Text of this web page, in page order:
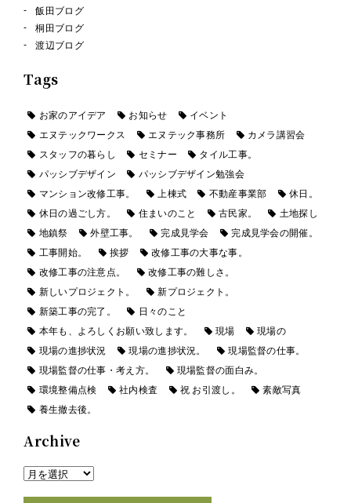
飯田ブログ
桐田ブログ
渡辺ブログ
Tags
お家のアイデア お知らせ
イベント
エヌテックワークス
エヌテック事務所
カメラ講習会
スタッフの暮らし
セミナー
タイル工事。
パッシブデザイン
パッシブデザイン勉強会
マンション改修工事。
上棟式 不動産事業部
休日。
休日の過ごし方。
住まいのこと 古民家。
土地探し
地鎮祭
外壁工事。 完成見学会
完成見学会の開催。
工事開始。
挨拶
改修工事の大事な事。
改修工事の注意点。
改修工事の難しさ。
新しいプロジェクト。
新プロジェクト。
新築工事の完了。
日々のこと
本年も、よろしくお願い致します。
現場
現場の
現場の進捗状況
現場の進捗状況。
現場監督の仕事。
現場監督の仕事・考え方。
現場監督の面白み。
環境整備点検
社内検査 祝 お引渡し。
素敵写真
養生撤去後。
Archive